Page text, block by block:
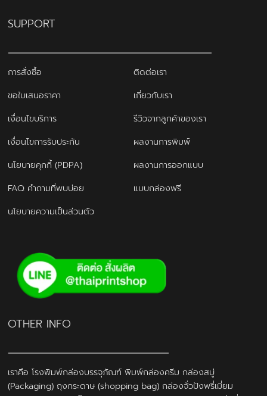
SUPPORT
การสั่งซื้อ
ติดต่อเรา
ขอใบเสนอราคา
เกี่ยวกับเรา
เงื่อนไขบริการ
รีวิวจากลูกค้าของเรา
เงื่อนไขการรับประกัน
ผลงานการพิมพ์
นโยบายคุกกี้ (PDPA)
ผลงานการออกแบบ
FAQ คำถามที่พบบ่อย
แบบกล่องฟรี
นโยบายความเป็นส่วนตัว
OTHER INFO
เราคือ โรงพิมพ์กล่องบรรจุภัณฑ์ พิมพ์กล่องครีม กล่องสบู่
(Packaging) ถุงกระดาษ (shopping bag) กล่องจั่วปังพรี่เมี่ยม